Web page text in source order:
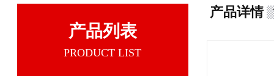
产品列表
PRODUCT LIST
产品详情